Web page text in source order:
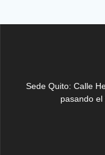
Sede Quito: Calle
pasando el